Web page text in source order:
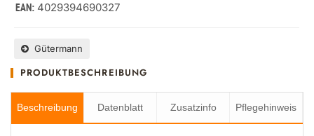
EAN: 4029394690327
Gütermann
PRODUKTBESCHREIBUNG
Beschreibung Datenblatt Zusatzinfo Pflegehinweis